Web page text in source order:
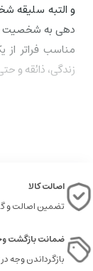
و التبه سلیقه
دهی به شخصیت و
مناسب فراتر از
زندگی، ذائقه و
در دنیای متنوع
کنند و هر رایحه
این صفحه،
بر اساس نوع،
هوشمندانه و
اصالت کالا
تضمین اصالت و
ضمانت بازگشت
بازگرداندن وجه در ۷ روز